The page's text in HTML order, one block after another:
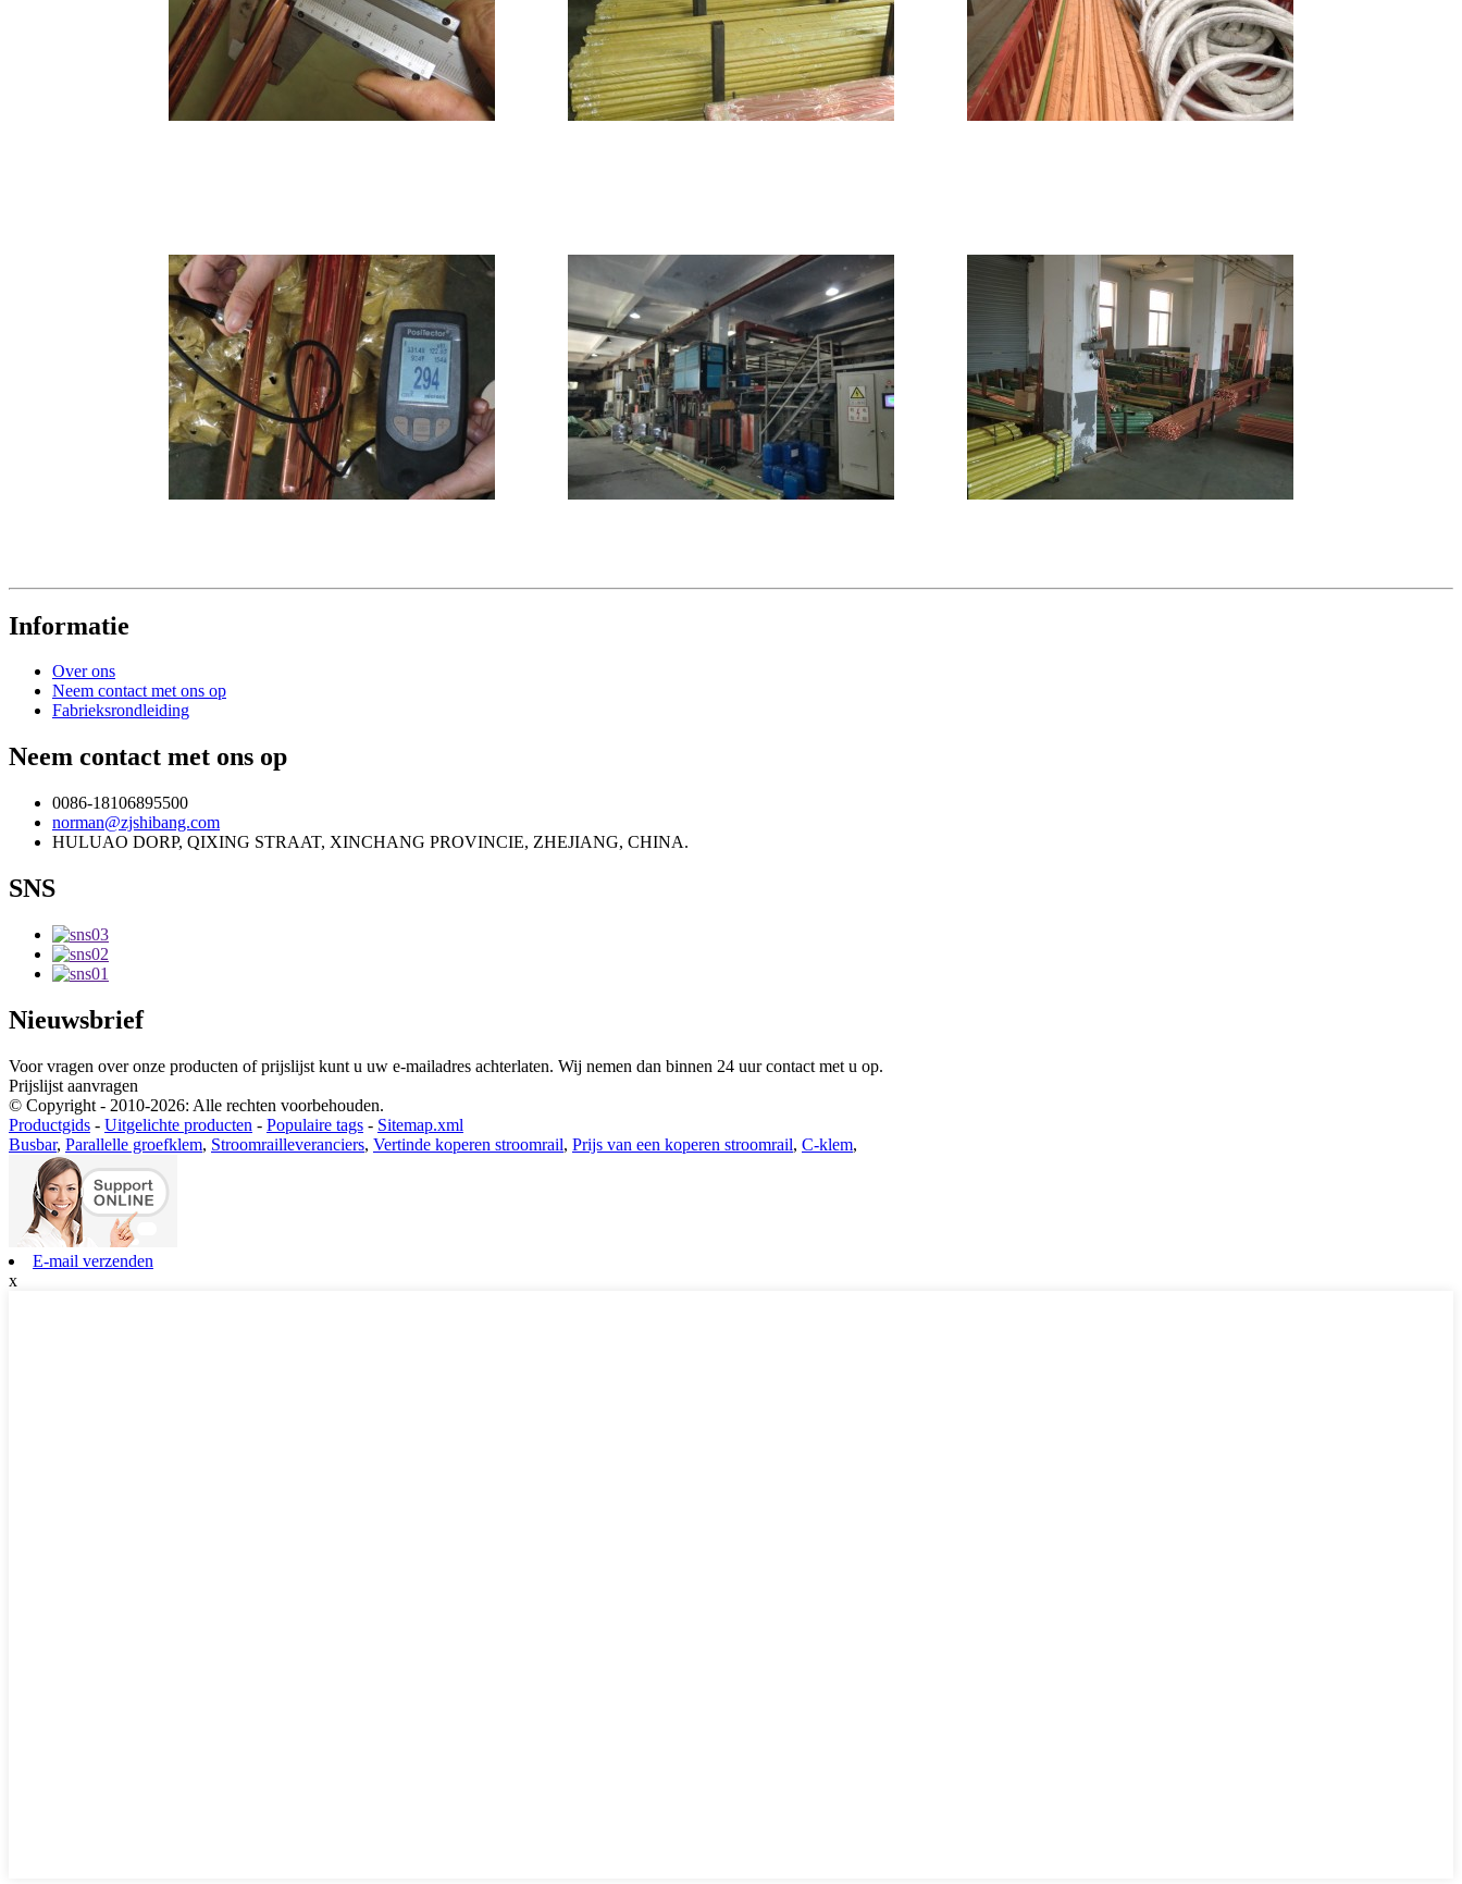
Informatie
Over ons
Neem contact met ons op
Fabrieksrondleiding
Neem contact met ons op
0086-18106895500
norman@zjshibang.com
HULUAO DORP, QIXING STRAAT, XINCHANG PROVINCIE, ZHEJIANG, CHINA.
SNS
Nieuwsbrief
Voor vragen over onze producten of prijslijst kunt u uw e-mailadres achterlaten. Wij nemen dan binnen 24 uur contact met u op.
Prijslijst aanvragen
© Copyright - 2010-2026: Alle rechten voorbehouden.
Productgids - Uitgelichte producten - Populaire tags - Sitemap.xml
Busbar, Parallelle groefklem, Stroomrailleveranciers, Vertinde koperen stroomrail, Prijs van een koperen stroomrail, C-klem,
E-mail verzenden
x